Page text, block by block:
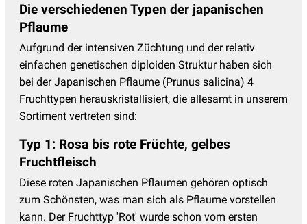
Die verschiedenen Typen der japanischen
Pflaume
Aufgrund der intensiven Züchtung und der relativ
einfachen genetischen diploiden Struktur haben sich
bei der Japanischen Pflaume (Prunus salicina) 4
Fruchttypen herauskristallisiert, die allesamt in unserem
Sortiment vertreten sind:
Typ 1: Rosa bis rote Früchte, gelbes
Fruchtfleisch
Diese roten Japanischen Pflaumen gehören optisch
zum Schönsten, was man sich als Pflaume vorstellen
kann. Der Fruchttyp 'Rot' wurde schon vom ersten